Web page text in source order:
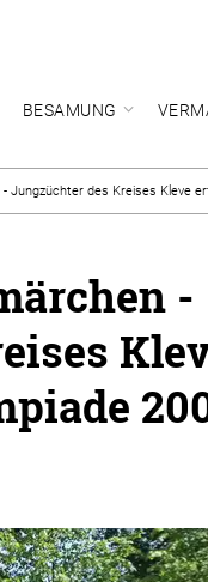
BESAMUNG
Jungzüchter des Kreises Kleve
-